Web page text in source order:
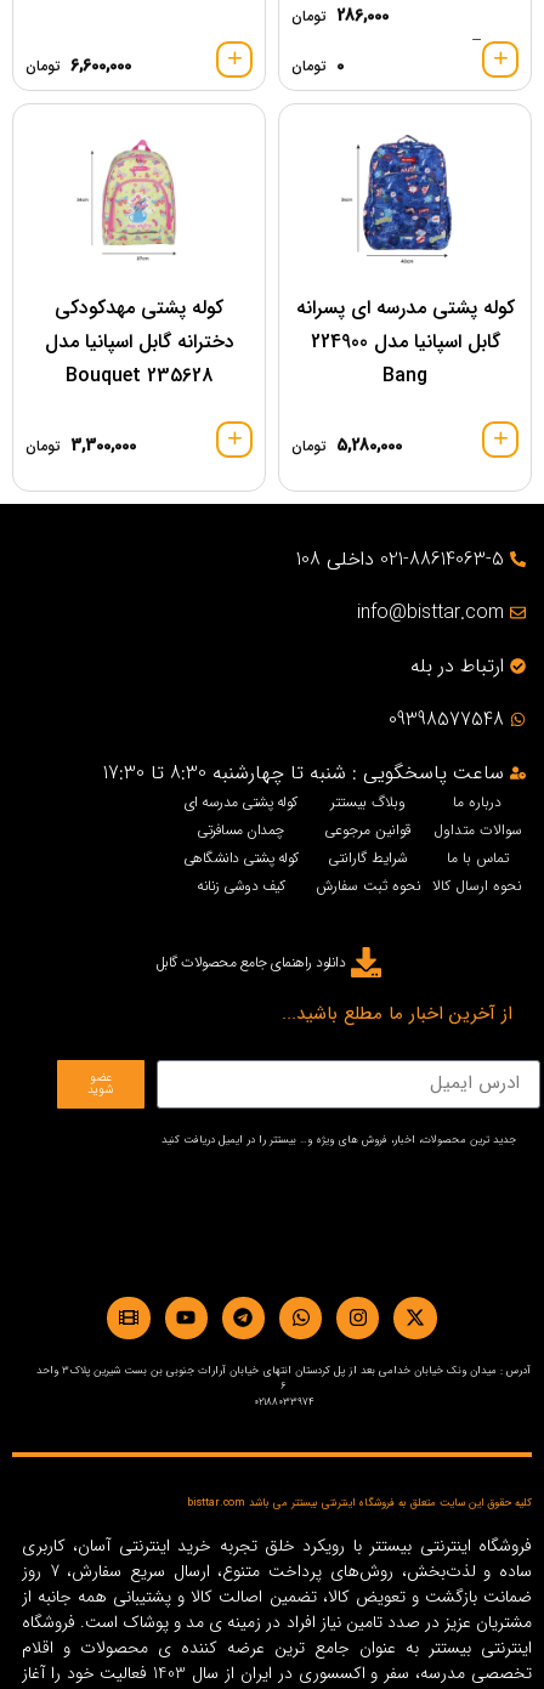
286,000 تومان
–
0 تومان 6,600,000 تومان
کوله پشتی مدرسه ای پسرانه
گابل اسپانیا مدل 224900
Bang
5,280,000 تومان
کوله پشتی مهدکودکی
دخترانه گابل اسپانیا مدل
Bouquet 235628
3,300,000 تومان
021-88614063-5 داخلی 108
info@bisttar.com
ارتباط در بله
09398577548
ساعت پاسخگویی : شنبه تا چهارشنبه 8:30 تا 17:30
درباره ما
سوالات متداول
تماس با ما
نحوه ارسال کالا
وبلاگ بیستتر
قوانین مرجوعی
شرایط گارانتی
نحوه ثبت سفارش
کوله پشتی مدرسه ای
چمدان مسافرتی
کوله پشتی دانشگاهی
کیف دوشی زنانه
دانلود راهنمای جامع محصولات گابل
از آخرین اخبار ما مطلع باشید...
عضو
شوید
جدید ترین محصولات، اخبار، فروش های ویژه و… بیستتر را در ایمیل دریافت کنید
آدرس : میدان ونک خیابان خدامی بعد از پل کردستان انتهای خیابان آرارات جنوبی بن بست شیرین پلاک3 واحد
6
02188033974
کلیه حقوق این سایت متعلق به فروشگاه اینترنتی بیستتر می باشد bisttar.com
فروشگاه اینترنتی بیستتر با رویکرد خلق تجربه خرید اینترنتی آسان، کاربری
ساده و لذت‌بخش، روش‌های پرداخت متنوع، ارسال سریع سفارش، 7 روز
ضمانت بازگشت و تعویض کالا، تضمین اصالت کالا و پشتیبانی همه جانبه از
مشتریان عزیز در صدد تامین نیاز افراد در زمینه‌ ی مد و پوشاک است. فروشگاه
اینترنتی بیستتر به عنوان جامع ترین عرضه کننده ی محصولات و اقلام
تخصصی مدرسه، سفر و اکسسوری در ایران از سال 1403 فعالیت خود را آغاز